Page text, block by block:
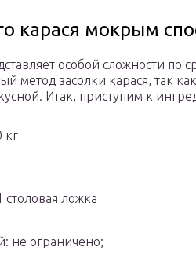
карася мокрым
особой сложности
метод засолки карася, так
Итак, приступим к
кг
столовая ложка
не ограничено;